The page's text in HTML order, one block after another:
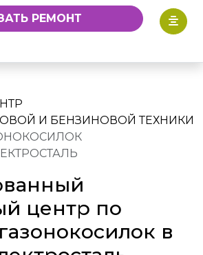
РЕМОНТ
И БЕНЗИНОВОЙ ТЕХНИКИ
центр по
в